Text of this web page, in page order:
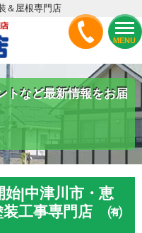
MENU
＆屋根専門店
トなど最新情報をお届
始|中津川市・恵
装工事専門店 ㈲